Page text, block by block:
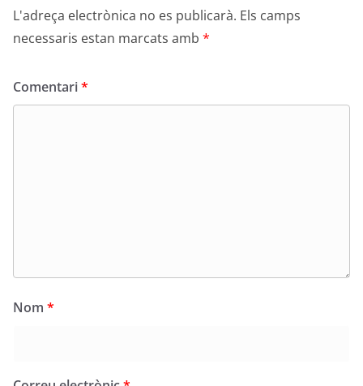
L'adreça electrònica no es publicarà. Els camps
necessaris estan marcats amb *
Comentari*
Nom *